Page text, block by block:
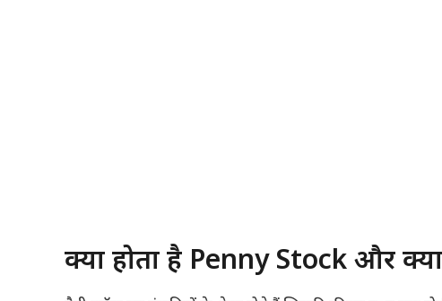
क्या होता है Penny Stock और क्यों